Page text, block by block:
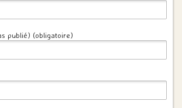
publié) (obligatoire)